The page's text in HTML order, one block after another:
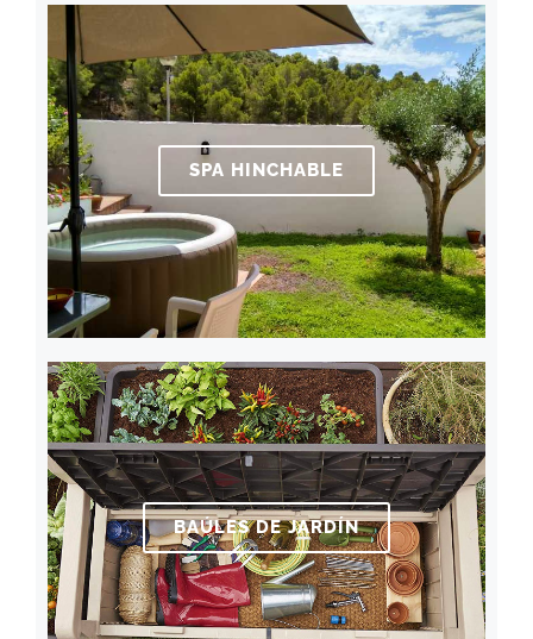
SPA HINCHABLE
BAÚLES DE JARDÍN